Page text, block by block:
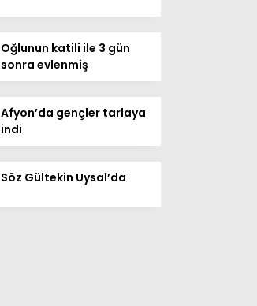
Oğlunun katili ile 3 gün
sonra evlenmiş
Afyon’da gençler tarlaya
indi
Söz Gültekin Uysal’da